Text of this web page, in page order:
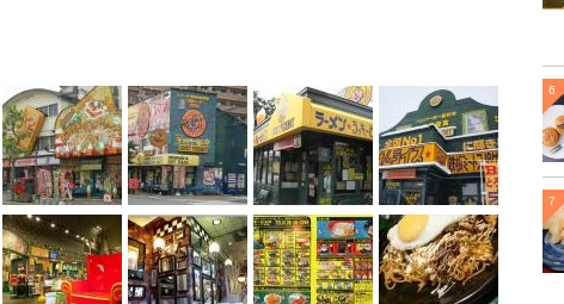
6
7